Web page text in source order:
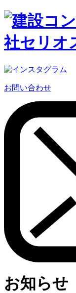
お問い合わせ
お知らせ